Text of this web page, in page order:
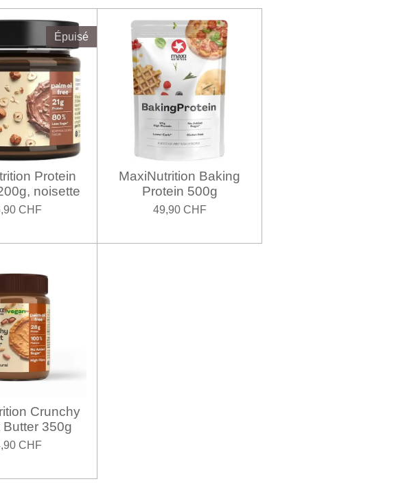
Épuisé
Protein
noisette
CHF
MaxiNutrition Baking
Protein 500g
49,90 CHF
Crunchy
Butter 350g
CHF